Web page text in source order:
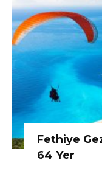
Fethiye
64 Yer